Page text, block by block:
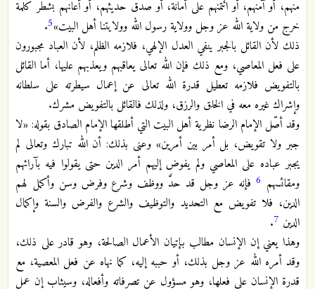
منهم، أو آمنهم، أو ائتمنهم على أمانة، أو صدق حديثهم، أو أعانهم بشطر كلمة
خرج من ولاية الله عز وجل وولاية رسول الله وولايتنا أهل البيت»5
.
ذلك لأن القائل بالجبر ينفي العدل الإلهي، فلازمه الظلم، لأن العباد مجبورون
على فعل المعاصي، ومع ذلك فإن الله تعالى يعاقبهم ويعذبهم عليها، أما القائل
بالتفويض فلازمه تعطيل قدرة الله تعالى عن إعمال سيطرته على سلطانه
وإشراك غيره معه في الخلق والرزق، ولذلك فالقائل بالتفويض مشرك.
وقد أصّل الإمام الرضا نظرية أهل البيت التي أطلقها الإمام الصادق بقوله: «لا
جبر ولا تقويض، بل أمر بين أمرين» وعنى بذلك: أن الله تبارك وتعالى لم
يجبر عباده على المعاصي ولم يفوض إليهم أمر الدين حتى يقولوا فيه بآرائهم
ومقائسهم 6فإنه عز وجل قد حدَّ ووظف وشرع وفرض وسن وأكمل لهم
الدين، فلا تفويض مع التحديد والتوظيف والشرع والفرض والسنة وإكمال
الدين 7
.
وهذا يعني إن الإنسان مطالب بإتيان الأعمال الصالحة، وهو قادر على ذلك،
وقد أمره الله عز وجل بذلك، أو حببه إليه، كما نهاه عن فعل المعصية، مع
قدرة الإنسان على فعلها، وهو مسؤول عن تصرفاته وأفعاله، وسيثاب إن عمل